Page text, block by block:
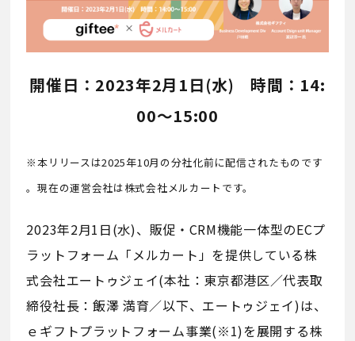
開催日：2023年2月1日(水) 時間：14:
00〜15:00
※本リリースは2025年10月の分社化前に配信されたものです
。現在の運営会社は株式会社メルカートです。
2023年2月1日(水)、販促・CRM機能一体型のECプ
ラットフォーム「メルカート」を提供している株
式会社エートゥジェイ(本社：東京都港区／代表取
締役社長：飯澤 満育／以下、エートゥジェイ)は、
ｅギフトプラットフォーム事業(※1)を展開する株